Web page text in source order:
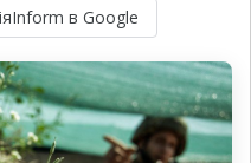
в Google